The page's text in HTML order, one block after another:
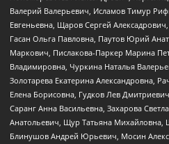
Валерий Валерьевич, Исламов Тимур
Евгеньевна, Щаров Сергей
Гасан Ольга Павловна, Паутов Юрий
Маркович, Пислакова-Паркер Марина
Владимировна, Чуркина Наталья
Золотарева Екатерина Александровна,
Елена Борисовна, Гудков Лев
Саранг Анна Васильевна, Захарова
Анатольевич, Щур Татьяна Михайловна,
Блинушов Андрей Юрьевич, Мосин